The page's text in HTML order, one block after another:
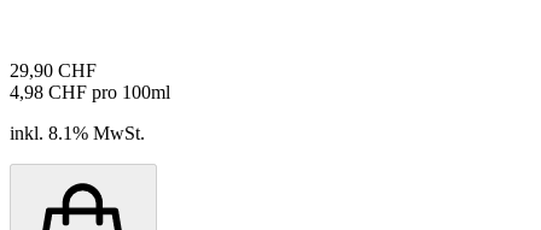
29,90 CHF
4,98 CHF pro 100ml
inkl. 8.1% MwSt.